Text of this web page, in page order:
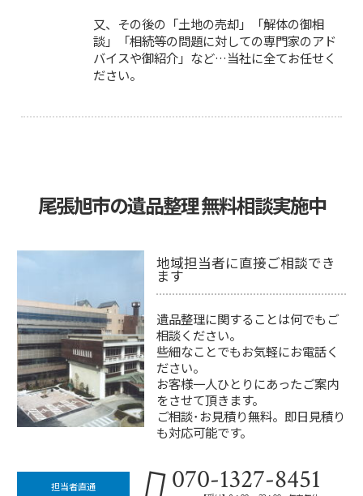
又、その後の「土地の売却」「解体の御相
談」「相続等の問題に対しての専門家のアド
バイスや御紹介」など…当社に全てお任せく
ださい。
尾張旭市の遺品整理 無料相談実施中
地域担当者に直接ご相談でき
ます
遺品整理に関することは何でもご
相談ください。
些細なことでもお気軽にお電話く
ださい。
お客様一人ひとりにあったご案内
をさせて頂きます。
ご相談･お見積り無料。即日見積り
も対応可能です。
担当者直通 070-1327-8451